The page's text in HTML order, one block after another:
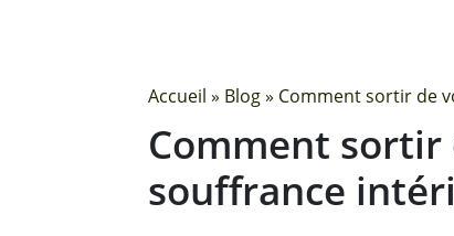
Accueil » Blog» Comment sortir de
Comment sortir
souffrance